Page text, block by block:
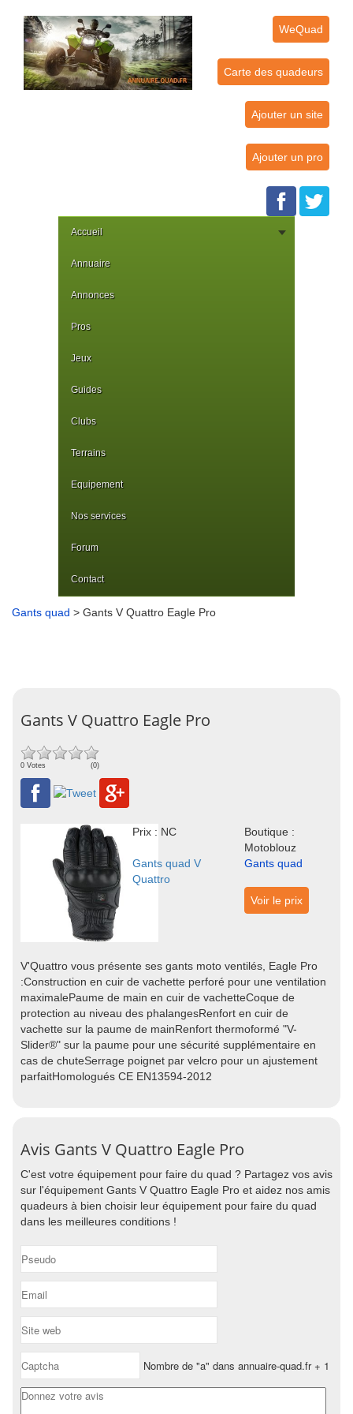
WeQuad
Carte des quadeurs
Ajouter un site
Ajouter un pro
Accueil
Annuaire
Annonces
Pros
Jeux
Guides
Clubs
Terrains
Equipement
Nos services
Forum
Contact
Gants quad > Gants V Quattro Eagle Pro
Gants V Quattro Eagle Pro
0 Votes (0)
Prix : NC
Boutique :
Motoblouz
Gants quad V
Quattro
Gants quad
Voir le prix
V'Quattro vous présente ses gants moto ventilés, Eagle Pro
:Construction en cuir de vachette perforé pour une ventilation
maximalePaume de main en cuir de vachetteCoque de
protection au niveau des phalangesRenfort en cuir de
vachette sur la paume de mainRenfort thermoformé "V-
Slider®" sur la paume pour une sécurité supplémentaire en
cas de chuteSerrage poignet par velcro pour un ajustement
parfaitHomologués CE EN13594-2012
Avis Gants V Quattro Eagle Pro
C'est votre équipement pour faire du quad ? Partagez vos avis
sur l'équipement Gants V Quattro Eagle Pro et aidez nos amis
quadeurs à bien choisir leur équipement pour faire du quad
dans les meilleures conditions !
Nombre de "a" dans annuaire-quad.fr + 1